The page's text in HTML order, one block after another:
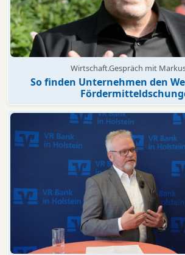
Wirtschaft.Gespräch mit
So finden Unternehmen den